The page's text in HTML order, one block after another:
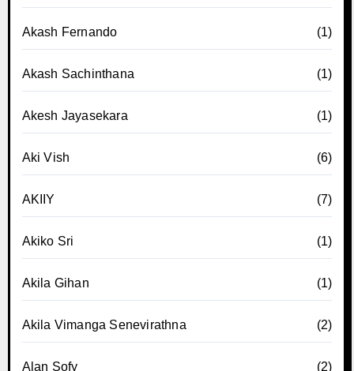
Akash Fernando (1)
Akash Sachinthana (1)
Akesh Jayasekara (1)
Aki Vish (6)
AKIIY (7)
Akiko Sri (1)
Akila Gihan (1)
Akila Vimanga Senevirathna (2)
Alan Sofy (2)